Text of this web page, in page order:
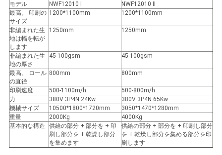
し
な
さ
い
引
用
を
モデル NWF12010 I
NWF12010 II
最高。 印刷の
サイズ
1200*1100mm 1200*1100mm
非編まれた生
地は幅を転が
します
1250mm 1250mm
非編まれた生
地の厚さ
45-100gsm 45-100gsm
最高。 ロール
の直径
800mm 800mm
印刷速度 500-1100m/h
500-800m/h
力
380V 3P4N 24Kw
380V 3P4N 65Kw
機械サイズ
10500*1800*1720mm
3050*1470*1280mm
重量
2000Kg
4000Kg
基本的な構造
供給の部分 + 部分を + 印
刷し部分を + 乾燥し部分
を集めます
供給の部分 + 部分を + 印刷し部分
を + 乾燥し部分を集める部分を印
刷します